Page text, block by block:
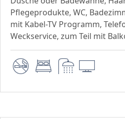
Pflegeprodukte, WC,
mit Kabel-TV Programm,
Weckservice, zum Teil mit